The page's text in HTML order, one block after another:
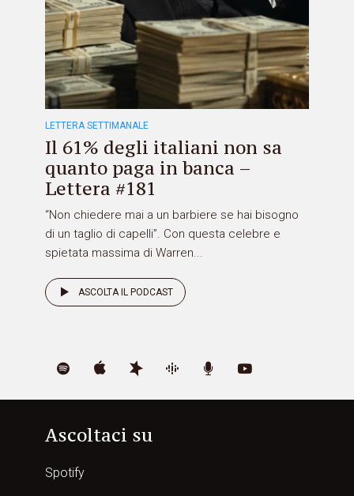
LETTERA SETTIMANALE
Il 61% degli italiani non sa
quanto paga in banca –
Lettera #181
“Non chiedere mai a un barbiere se hai bisogno
di un taglio di capelli”. Con questa celebre e
spietata massima di Warren...
ASCOLTA IL PODCAST
Ascoltaci su
Spotify